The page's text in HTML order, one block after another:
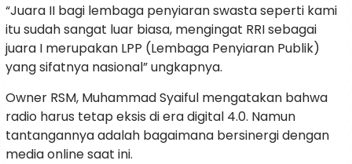
“Juara II bagi lembaga penyiaran swasta seperti kami
itu sudah sangat luar biasa, mengingat RRI sebagai
juara I merupakan LPP (Lembaga Penyiaran Publik)
yang sifatnya nasional” ungkapnya.
Owner RSM, Muhammad Syaiful mengatakan bahwa
radio harus tetap eksis di era digital 4.0. Namun
tantangannya adalah bagaimana bersinergi dengan
media online saat ini.